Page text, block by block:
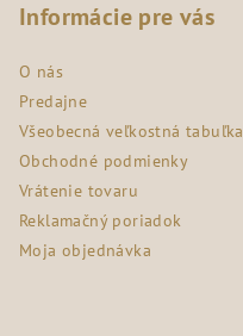
Informácie pre vás
O nás
Predajne
Všeobecná veľkostná tabuľka
Obchodné podmienky
Vrátenie tovaru
Reklamačný poriadok
Moja objednávka